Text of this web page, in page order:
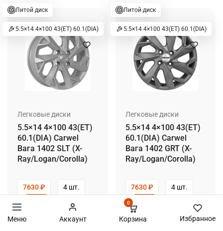
Литой диск
5.5×14 4×100 43(ET) 60.1(DIA)
Легковые диски
5.5×14 4×100 43(ET)
60.1(DIA) Carwel
Вага 1402 SLT (X-
Ray/Logan/Corolla)
7630₽ 4 шт.
Подробнее →
Литой диск
5.5×14 4×100 43(ET) 60.1(DIA)
Легковые диски
5.5×14 4×100 43(ET)
60.1(DIA) Carwel
Вага 1402 GRT (X-
Ray/Logan/Corolla)
7630₽ 4 шт.
Подробнее →
Запись на шиномонтаж, автосервис
Меню Аккаунт
0
Корзина Избранное